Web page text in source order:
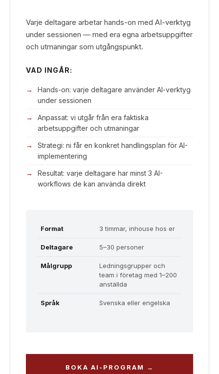
Varje deltagare arbetar hands-on med AI-verktyg
under sessionen — med era egna arbetsuppgifter
och utmaningar som utgångspunkt.
VAD INGÅR:
Hands-on: varje deltagare använder AI-verktyg
under sessionen
Anpassat: vi utgår från era faktiska
arbetsuppgifter och utmaningar
Strategi: ni får en konkret handlingsplan för AI-
implementering
Resultat: varje deltagare har minst 3 AI-
workflows de kan använda direkt
Format 3 timmar, inhouse hos er
Deltagare 5–30 personer
Målgrupp
Ledningsgrupper och
team i företag med 1–200
anställda
Språk Svenska eller engelska
BOKA AI-PROGRAM →